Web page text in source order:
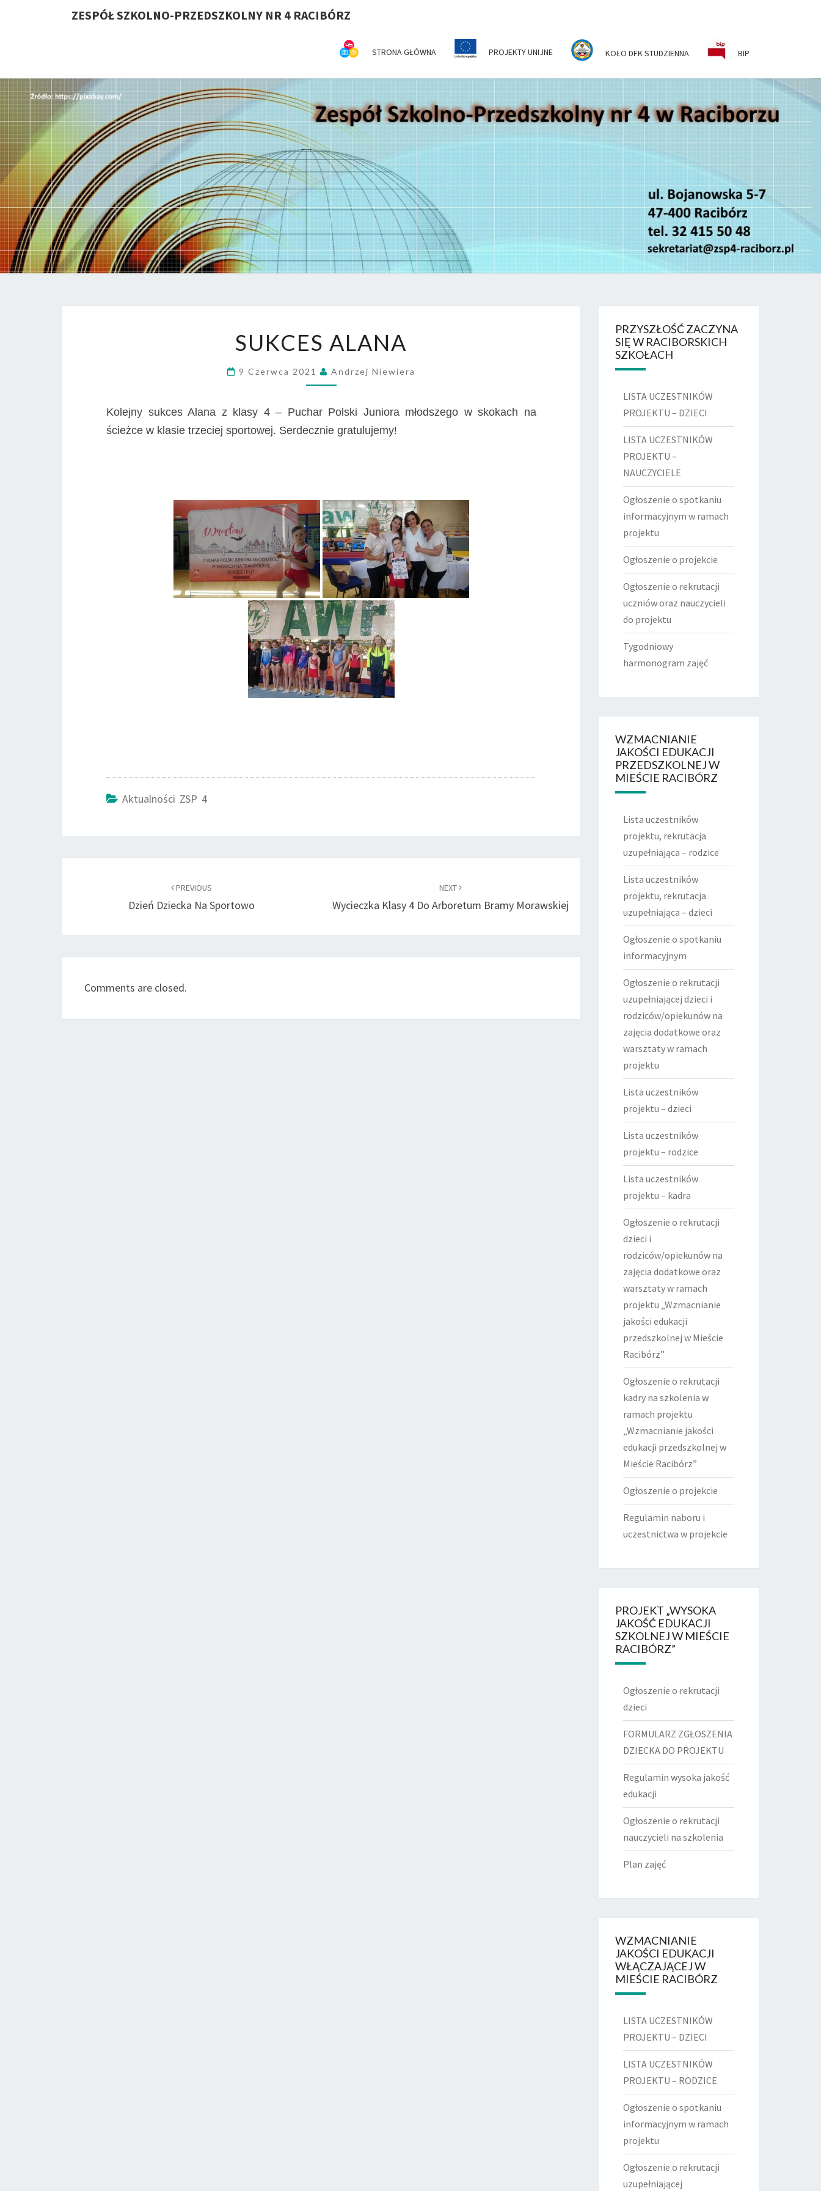
ZESPÓŁ SZKOLNO-PRZEDSZKOLNY NR 4 RACIBÓRZ
STRONA GŁÓWNA PROJEKTY UNIJNE KOŁO DFK STUDZIENNA BIP
ZESPÓŁ
SZKOLNO-
NR 4 RACIBÓRZ
Witamy Na
Stronie
Internetowej
ZSP Nr 4 W
Raciborzu
ALANA
SUKCES ALANA
9 Czerwca 2021 Andrzej Niewiera
Kolejny sukces Alana z klasy 4 – Puchar Polski Juniora młodszego w skokach na
ścieżce w klasie trzeciej sportowej. Serdecznie gratulujemy!
Aktualności ZSP 4
PREVIOUS
Dzień Dziecka Na Sportowo
NEXT
Wycieczka Klasy 4 Do Arboretum Bramy Morawskiej
Comments are closed.
PRZYSZŁOŚĆ ZACZYNA
SIĘ W RACIBORSKICH
SZKOŁACH
LISTA UCZESTNIKÓW
PROJEKTU – DZIECI
LISTA UCZESTNIKÓW
PROJEKTU –
NAUCZYCIELE
Ogłoszenie o spotkaniu
informacyjnym w ramach
projektu
Ogłoszenie o projekcie
Ogłoszenie o rekrutacji
uczniów oraz nauczycieli
do projektu
Tygodniowy
harmonogram zajęć
WZMACNIANIE
JAKOŚCI EDUKACJI
PRZEDSZKOLNEJ W
MIEŚCIE RACIBÓRZ
Lista uczestników
projektu, rekrutacja
uzupełniająca – rodzice
Lista uczestników
projektu, rekrutacja
uzupełniająca – dzieci
Ogłoszenie o spotkaniu
informacyjnym
Ogłoszenie o rekrutacji
uzupełniającej dzieci i
rodziców/opiekunów na
zajęcia dodatkowe oraz
warsztaty w ramach
projektu
Lista uczestników
projektu – dzieci
Lista uczestników
projektu – rodzice
Lista uczestników
projektu – kadra
Ogłoszenie o rekrutacji
dzieci i
rodziców/opiekunów na
zajęcia dodatkowe oraz
warsztaty w ramach
projektu „Wzmacnianie
jakości edukacji
przedszkolnej w Mieście
Racibórz”
Ogłoszenie o rekrutacji
kadry na szkolenia w
ramach projektu
„Wzmacnianie jakości
edukacji przedszkolnej w
Mieście Racibórz”
Ogłoszenie o projekcie
Regulamin naboru i
uczestnictwa w projekcie
PROJEKT „WYSOKA
JAKOŚĆ EDUKACJI
SZKOLNEJ W MIEŚCIE
RACIBÓRZ”
Ogłoszenie o rekrutacji
dzieci
FORMULARZ ZGŁOSZENIA
DZIECKA DO PROJEKTU
Regulamin wysoka jakość
edukacji
Ogłoszenie o rekrutacji
nauczycieli na szkolenia
Plan zajęć
WZMACNIANIE
JAKOŚCI EDUKACJI
WŁĄCZAJĄCEJ W
MIEŚCIE RACIBÓRZ
LISTA UCZESTNIKÓW
PROJEKTU – DZIECI
LISTA UCZESTNIKÓW
PROJEKTU – RODZICE
Ogłoszenie o spotkaniu
informacyjnym w ramach
projektu
Ogłoszenie o rekrutacji
uzupełniającej